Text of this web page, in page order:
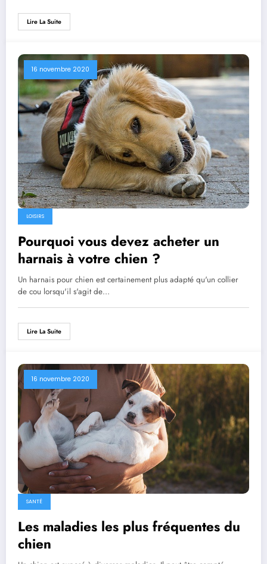
Lire La Suite
16 novembre 2020
LOISIRS
Pourquoi vous devez acheter un
harnais à votre chien ?
Un harnais pour chien est certainement plus adapté qu'un collier
de cou lorsqu'il s'agit de…
Lire La Suite
16 novembre 2020
SANTÉ
Les maladies les plus fréquentes du
chien